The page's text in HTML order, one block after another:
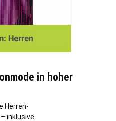
in hoher
Herren-
inklusive